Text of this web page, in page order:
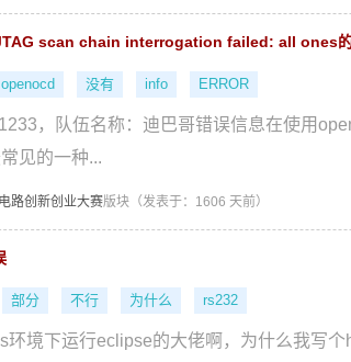
JTAG scan chain interrogation failed: all ones
openocd 没有 info ERROR
，队伍名称：迪巴哥错误信息在使用
见的一种...
路创新创业大赛版块（发表于：1606 天前）
部分 不行 为什么 rs232
环境下运行eclipse的大佬啊，为什么我写